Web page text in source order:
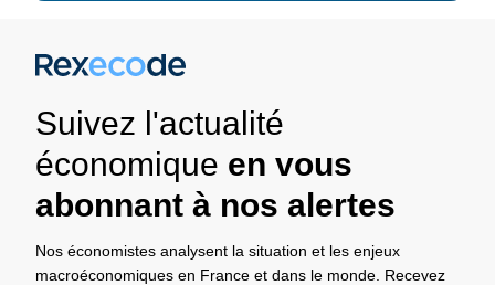
Suivez l'actualité
économique en vous
abonnant à nos alertes
Nos économistes analysent la situation et les enjeux
macroéconomiques en France et dans le monde. Recevez